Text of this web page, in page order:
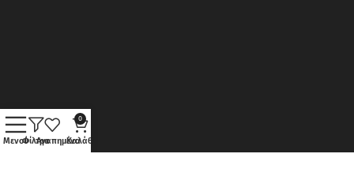
ΜενούΦίλτραΑγαπημένα
0
Καλάθι